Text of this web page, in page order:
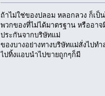
ถ้าไม่ใช่ของปลอม หลอกลวง ก็เป็
พวกของที่ไม่ได้มาตรฐาน หรืออา
ประกันจากบริษัทแม่
ของบางอย่างทางบริษัทแม่สั่งไปท
ไปทิ้งแอบนำไปขายถูกๆก็มี